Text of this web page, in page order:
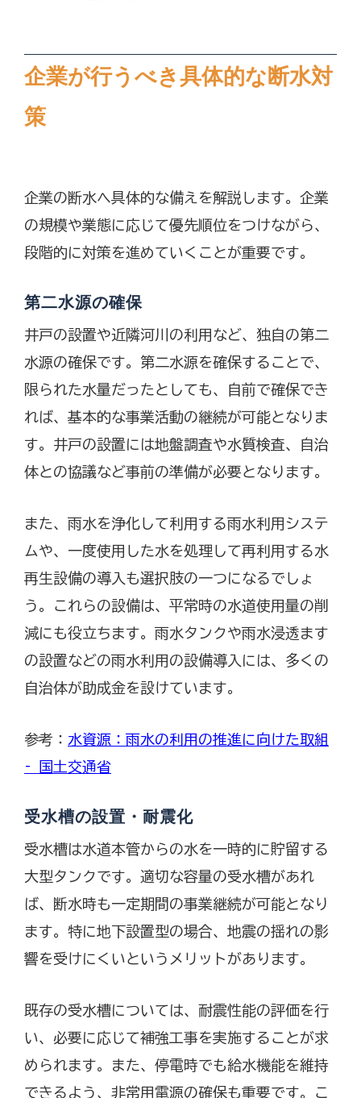
企業が行うべき具体的な断水対
策
企業の断水へ具体的な備えを解説します。企業
の規模や業態に応じて優先順位をつけながら、
段階的に対策を進めていくことが重要です。
第二水源の確保
井戸の設置や近隣河川の利用など、独自の第二
水源の確保です。第二水源を確保することで、
限られた水量だったとしても、自前で確保でき
れば、基本的な事業活動の継続が可能となりま
す。井戸の設置には地盤調査や水質検査、自治
体との協議など事前の準備が必要となります。
また、雨水を浄化して利用する雨水利用システ
ムや、一度使用した水を処理して再利用する水
再生設備の導入も選択肢の一つになるでしょ
う。これらの設備は、平常時の水道使用量の削
減にも役立ちます。雨水タンクや雨水浸透ます
の設置などの雨水利用の設備導入には、多くの
自治体が助成金を設けています。
参考： 水資源：雨水の利用の推進に向けた取組
– 国土交通省
受水槽の設置・耐震化
受水槽は水道本管からの水を一時的に貯留する
大型タンクです。適切な容量の受水槽があれ
ば、断水時も一定期間の事業継続が可能となり
ます。特に地下設置型の場合、地震の揺れの影
響を受けにくいというメリットがあります。
既存の受水槽については、耐震性能の評価を行
い、必要に応じて補強工事を実施することが求
められます。また、停電時でも給水機能を維持
できるよう、非常用電源の確保も重要です。こ